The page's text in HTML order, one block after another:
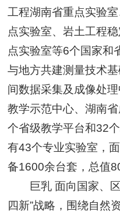
工程湖南省重点实验
点实验室、岩土工程
点实验室等6个国家和
与地方共建测量技术
间数据采集及成像处
教学示范中心、湖南
个省级教学平台和32
有43个专业实验室，
备1600余台套，总值
巨乳 面向国家、
四新”战略，围绕自然